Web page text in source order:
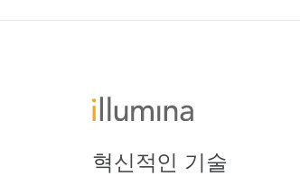
혁신적인 기술